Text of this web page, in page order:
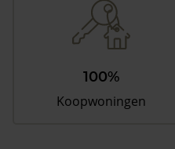
100%
Koopwoningen